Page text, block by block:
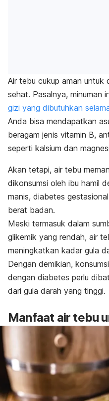
Air tebu cukup aman untuk
sehat. Pasalnya, minuman
gizi yang dibutuhkan
Anda bisa mendapatkan
beragam jenis vitamin B,
seperti kalsium dan
Akan tetapi, air tebu
dikonsumsi oleh ibu hamil
manis, diabetes
berat badan.
Meski termasuk dalam
glikemik yang rendah, air
meningkatkan kadar gula
Dengan demikian,
dengan diabetes perlu
dari gula darah yang tinggi.
Manfaat air tebu